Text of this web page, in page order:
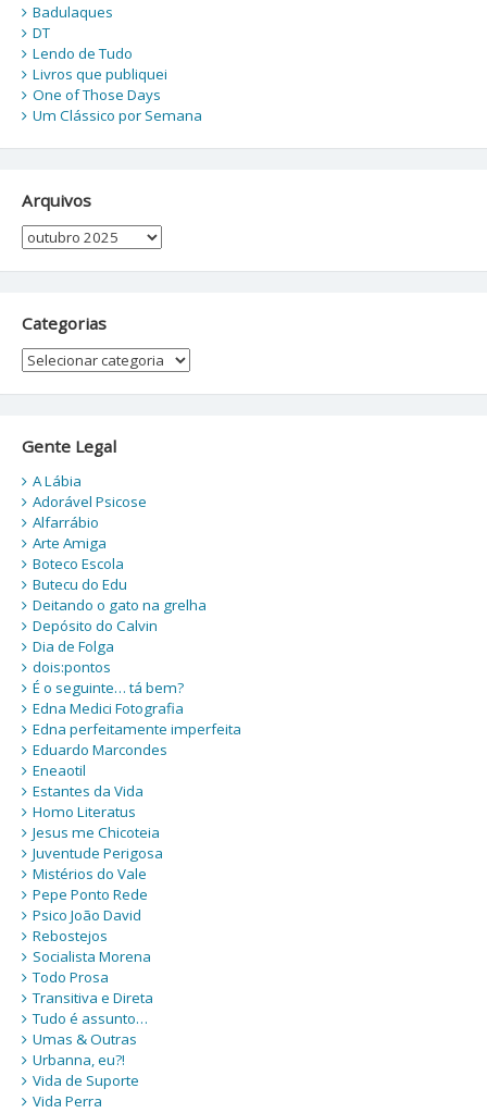
Badulaques
DT
Lendo de Tudo
Livros que publiquei
One of Those Days
Um Clássico por Semana
Arquivos
Arquivos
Categorias
Categorias
Gente Legal
A Lábia
Adorável Psicose
Alfarrábio
Arte Amiga
Boteco Escola
Butecu do Edu
Deitando o gato na grelha
Depósito do Calvin
Dia de Folga
dois:pontos
É o seguinte… tá bem?
Edna Medici Fotografia
Edna perfeitamente imperfeita
Eduardo Marcondes
Eneaotil
Estantes da Vida
Homo Literatus
Jesus me Chicoteia
Juventude Perigosa
Mistérios do Vale
Pepe Ponto Rede
Psico João David
Rebostejos
Socialista Morena
Todo Prosa
Transitiva e Direta
Tudo é assunto…
Umas & Outras
Urbanna, eu?!
Vida de Suporte
Vida Perra